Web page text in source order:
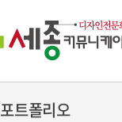
포트폴리오